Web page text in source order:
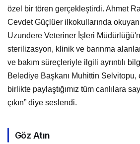
özel bir tören gerçekleştirdi. Ahmet
Cevdet Güçlüer ilkokullarında
Uzundere Veteriner İşleri
sterilizasyon, klinik ve barınma
ve bakım süreçleriyle ilgili ayrıntılı
Belediye Başkanı Muhittin Selvitopu,
birlikte paylaştığımız tüm canlılara
çıkın” diye seslendi.
Göz Atın